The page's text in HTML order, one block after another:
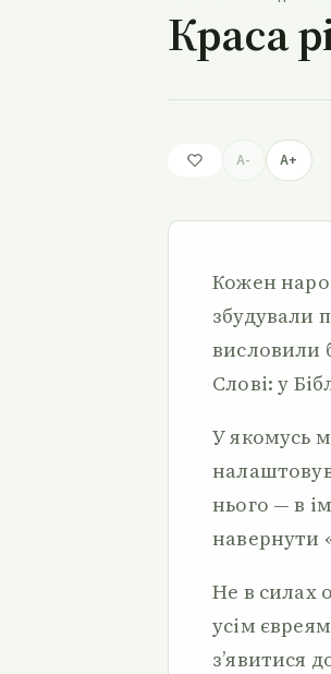
Краса
A- A+
Кожен
збудували
висловили
Слові: у
У якомусь
нього — в
навернути
Не в силах
усім
з’явитися